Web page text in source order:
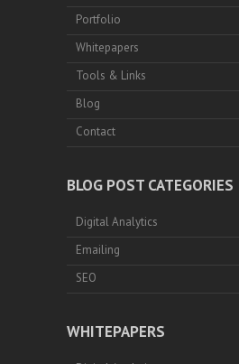
Portfolio
Whitepapers
Tools & Links
Blog
Contact
BLOG POST CATEGORIES
Digital Analytics
Emailing
SEO
WHITEPAPERS